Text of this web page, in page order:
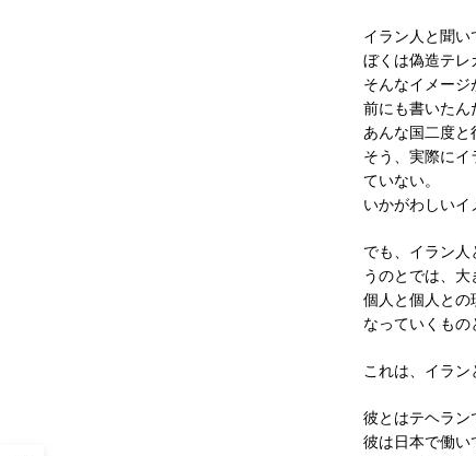
イラン人と聞い
ぼくは偽造テレ
そんなイメージ
前にも書いたん
あんな国二度と
そう、実際に
ていない。
いかがわしいイ
でも、イラン
うのとでは、
個人と個人との
なっていくもの
これは、イラ
彼とはテヘラン
彼は日本で働い